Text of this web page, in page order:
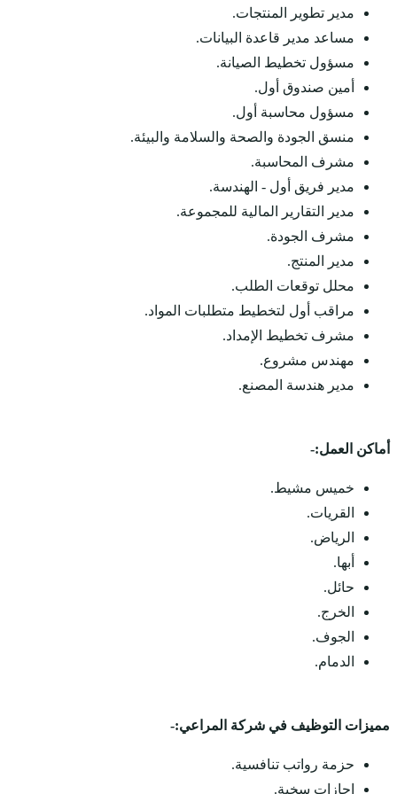
مدير تطوير المنتجات.
مساعد مدير قاعدة البيانات.
مسؤول تخطيط الصيانة.
أمين صندوق أول.
مسؤول محاسبة أول.
منسق الجودة والصحة والسلامة والبيئة.
مشرف المحاسبة.
مدير فريق أول - الهندسة.
مدير التقارير المالية للمجموعة.
مشرف الجودة.
مدير المنتج.
محلل توقعات الطلب.
مراقب أول لتخطيط متطلبات المواد.
مشرف تخطيط الإمداد.
مهندس مشروع.
مدير هندسة المصنع.
أماكن العمل:-
خميس مشيط.
القريات.
الرياض.
أبها.
حائل.
الخرج.
الجوف.
الدمام.
مميزات التوظيف في شركة المراعي:-
حزمة رواتب تنافسية.
إجازات سخية.